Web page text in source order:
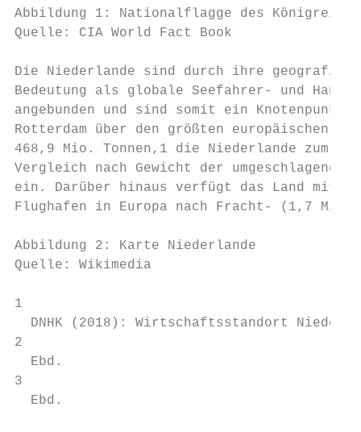
Abbildung 1: Nationalflagge des
Quelle: CIA World Fact Book
Die Niederlande sind durch ihre
Bedeutung als globale Seefahrer- und
angebunden und sind somit ein
Rotterdam über den größten europäischen
468,9 Mio. Tonnen,1 die Niederlande zum
Vergleich nach Gewicht der
ein. Darüber hinaus verfügt das Land mit
Flughafen in Europa nach Fracht- (1,7 Mio.
Abbildung 2: Karte Niederlande
Quelle: Wikimedia
1
DNHK (2018): Wirtschaftsstandort
2
  Ebd.
3
  Ebd.